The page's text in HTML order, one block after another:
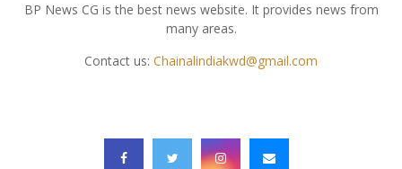
BP News CG is the best news website. It provides news from
many areas.
Contact us: Chainalindiakwd@gmail.com